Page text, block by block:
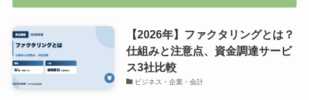
【2026年】ファクタリングとは？
仕組みと注意点、資金調達サービ
ス3社比較
ビジネス・企業・会計